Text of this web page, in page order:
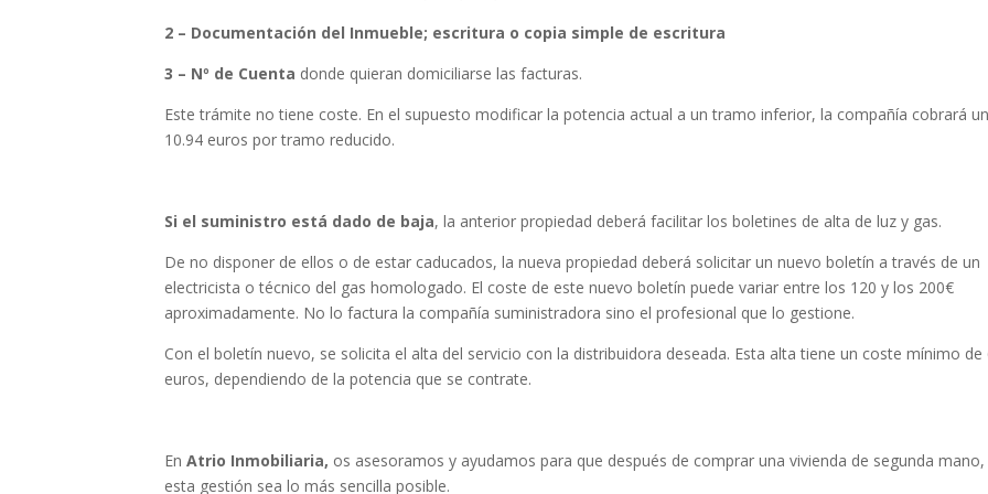
2 – Documentación del Inmueble; escritura o copia simple de escritura
3 – Nº de Cuenta donde quieran domiciliarse las facturas.
Este trámite no tiene coste. En el supuesto modificar la potencia actual a un tramo inferior, la compañía cobrará
10.94 euros por tramo reducido.
Si el suministro está dado de baja, la anterior propiedad deberá facilitar los boletines de alta de luz y gas.
De no disponer de ellos o de estar caducados, la nueva propiedad deberá solicitar un nuevo boletín a través de un
electricista o técnico del gas homologado. El coste de este nuevo boletín puede variar entre los 120 y los 200€
aproximadamente. No lo factura la compañía suministradora sino el profesional que lo gestione.
Con el boletín nuevo, se solicita el alta del servicio con la distribuidora deseada. Esta alta tiene un coste mínimo de
euros, dependiendo de la potencia que se contrate.
En Atrio Inmobiliaria, os asesoramos y ayudamos para que después de comprar una vivienda de segunda mano,
esta gestión sea lo más sencilla posible.